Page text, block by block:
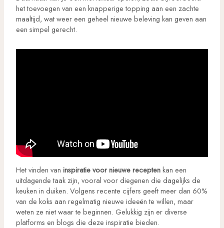
het toevoegen van een knapperige topping aan een zachte
maaltijd, wat weer een geheel nieuwe beleving kan geven aan
een simpel gerecht.
Het vinden van inspiratie voor nieuwe receptenkan een
uitdagende taak zijn, vooral voor diegenen die dagelijks de
keuken in duiken. Volgens recente cijfers geeft meer dan 60%
van de koks aan regelmatig nieuwe ideeën te willen, maar
weten ze niet waar te beginnen. Gelukkig zijn er diverse
platforms en blogs die deze inspiratie bieden.